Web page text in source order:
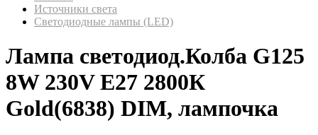
Источники света
Светодиодные лампы (LED)
Лампа светодиод.Колба G125
8W 230V E27 2800К
Gold(6838) DIM, лампочка